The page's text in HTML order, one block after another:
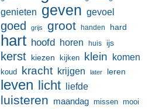
genieten geven gevoel
goed grijs groot handen hard
hart hoofd horen huis ijs
kerst kiezen kijken klein komen
koud kracht krijgen later leren
leven licht liefde
luisteren maandag missen mooi